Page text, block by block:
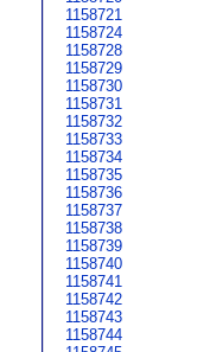
1158721
1158724
1158728
1158729
1158730
1158731
1158732
1158733
1158734
1158735
1158736
1158737
1158738
1158739
1158740
1158741
1158742
1158743
1158744